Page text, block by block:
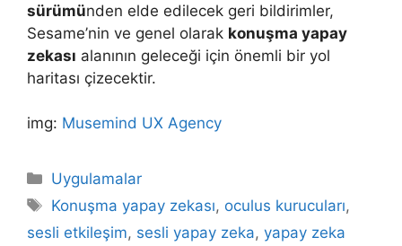
sürümünden elde edilecek geri bildirimler,
Sesame’nin ve genel olarak konuşma yapay
zekası alanının geleceği için önemli bir yol
haritası çizecektir.
img: Musemind UX Agency
Kategoriler
Uygulamalar
Etiketler
Konuşma yapay zekası, oculus kurucuları,
sesli etkileşim, sesli yapay zeka, yapay zeka